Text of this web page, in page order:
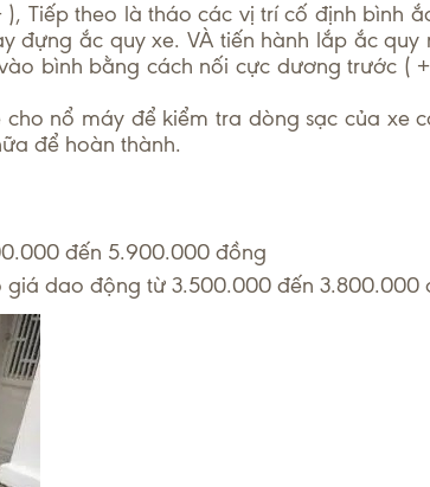
Tiếp theo là tháo các vị trí cố định bình
đựng ắc quy xe. VÀ tiến hành lắp ắc quy
bình bằng cách nối cực dương trước (
nổ máy để kiểm tra dòng sạc của xe
để hoàn thành.
đến 5.900.000 đồng
dao động từ 3.500.000 đến 3.800.000